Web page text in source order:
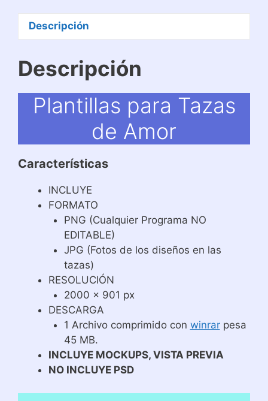
Descripción
Descripción
Plantillas para Tazas
de Amor
Características
INCLUYE
FORMATO
PNG (Cualquier Programa NO
EDITABLE)
JPG (Fotos de los diseños en las
tazas)
RESOLUCIÓN
2000 x 901 px
DESCARGA
1 Archivo comprimido con winrarpesa
45 MB.
INCLUYE MOCKUPS, VISTA PREVIA
NO INCLUYE PSD